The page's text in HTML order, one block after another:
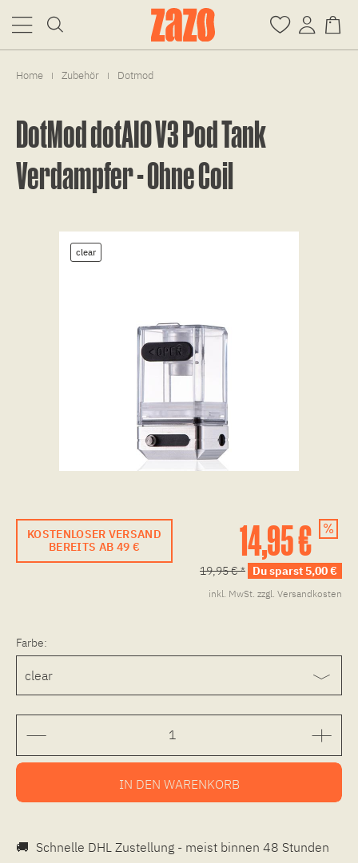
Home | Zubehör | Dotmod
DotMod dotAIO V3 Pod Tank
Verdampfer - Ohne Coil
clear
KOSTENLOSER VERSAND
BEREITS AB 49 €
14,95 €
19,95 € * Du sparst 5,00 €
inkl. MwSt. zzgl. Versandkosten
Farbe:
IN DEN WARENKORB
🚚 Schnelle DHL Zustellung - meist binnen 48 Stunden